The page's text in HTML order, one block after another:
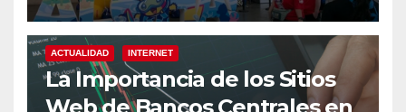
ACTUALIDAD INTERNET
La Importancia de los Sitios